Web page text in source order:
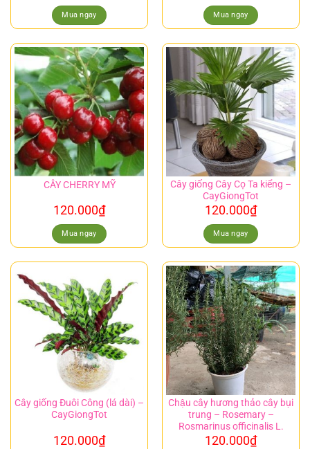
Mua ngay Mua ngay
CÂY CHERRY MỸ
120.000₫
Mua ngay
Cây giống Cây Cọ Ta kiểng –
CayGiongTot
120.000₫
Mua ngay
Cây giống Đuôi Công (lá dài) –
CayGiongTot
120.000₫
Chậu cây hương thảo cây bụi
trung – Rosemary –
Rosmarinus officinalis L.
120.000₫